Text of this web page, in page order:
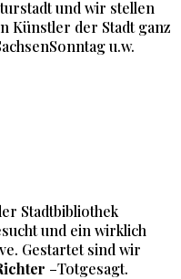
und wir stellen
Künstler der Stadt ganz
u.w.
Stadtbibliothek
und ein wirklich
Gestartet sind wir
–Totgesagt.